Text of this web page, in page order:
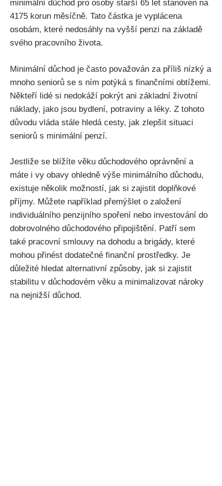
minimální důchod pro osoby starší 65 let stanoven na
4175 korun měsíčně. Tato částka je vyplácena
osobám, které nedosáhly na vyšší penzi na základě
svého pracovního života.
Minimální důchod je často považován za příliš nízký a
mnoho seniorů se s ním potýká s finančními obtížemi.
Někteří lidé si nedokáží pokrýt ani základní životní
náklady, jako jsou bydlení, potraviny a léky. Z tohoto
důvodu vláda stále hledá cesty, jak zlepšit situaci
seniorů s minimální penzí.
Jestliže se blížíte věku důchodového oprávnění a
máte i vy obavy ohledně výše minimálního důchodu,
existuje několik možností, jak si zajistit doplňkové
příjmy. Můžete například přemýšlet o založení
individuálního penzijního spoření nebo investování do
dobrovolného důchodového připojištění. Patří sem
také pracovní smlouvy na dohodu a brigády, které
mohou přinést dodatečné finanční prostředky. Je
důležité hledat alternativní způsoby, jak si zajistit
stabilitu v důchodovém věku a minimalizovat nároky
na nejnižší důchod.